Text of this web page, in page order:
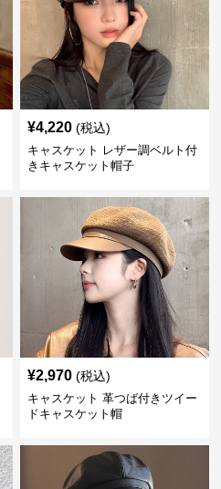
¥4,220 (税込)
キャスケット レザー調ベルト付
きキャスケット帽子
¥2,970 (税込)
キャスケット 革つば付きツイー
ドキャスケット帽